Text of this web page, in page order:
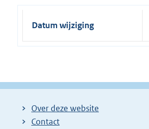
Datum wijziging
Over deze website
Contact